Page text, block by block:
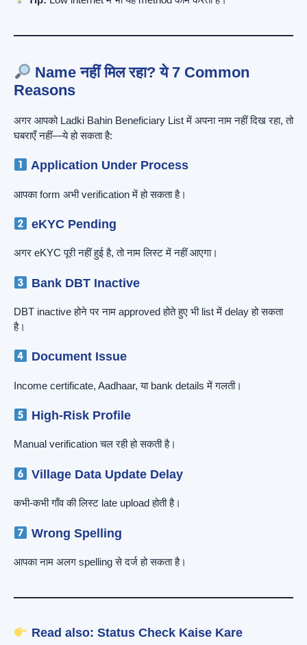
Name नहीं मिल रहा? ये 7 Common
Reasons
अगर आपको Ladki Bahin Beneficiary List में अपना नाम नहीं दिख रहा, तो
घबराएँ नहीं—ये हो सकता है:
Application Under Process
आपका form अभी verification में हो सकता है।
eKYC Pending
अगर eKYC पूरी नहीं हुई है, तो नाम लिस्ट में नहीं आएगा।
Bank DBT Inactive
DBT inactive होने पर नाम approved होते हुए भी list में delay हो सकता
है।
Document Issue
Income certificate, Aadhaar, या bank details में गलती।
High-Risk Profile
Manual verification चल रही हो सकती है।
Village Data Update Delay
कभी-कभी गाँव की लिस्ट late upload होती है।
Wrong Spelling
आपका नाम अलग spelling से दर्ज हो सकता है।
Read also: Status Check Kaise Kare